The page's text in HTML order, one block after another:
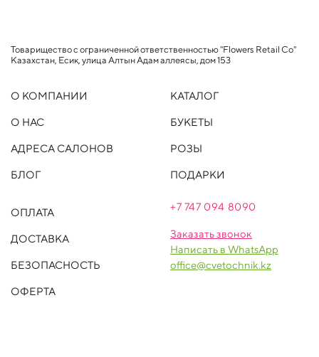
Товарищество с ограниченной ответственностью "Flowers Retail Co"
Казахстан, Есик, улица Алтын Адам аллеясы, дом 153
О КОМПАНИИ
О НАС
АДРЕСА САЛОНОВ
БЛОГ
КАТАЛОГ
БУКЕТЫ
РОЗЫ
ПОДАРКИ
ОПЛАТА
ДОСТАВКА
БЕЗОПАСНОСТЬ
ОФЕРТА
+7 747 094 8090
Заказать звонок
Написать в WhatsApp
office@cvetochnik.kz